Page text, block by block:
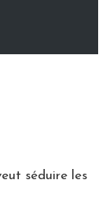
séduire les